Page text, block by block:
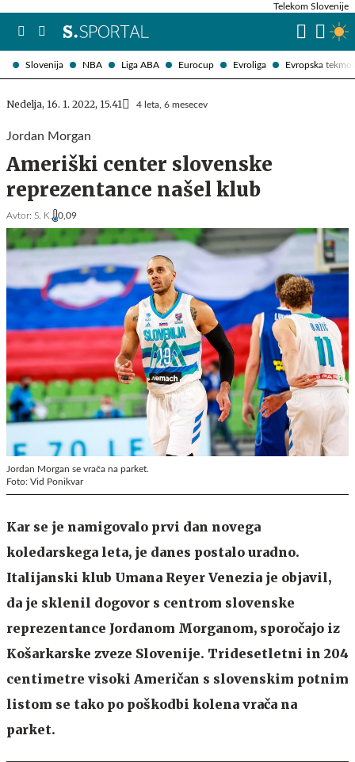
Slovenija NBA Liga ABA Eurocup Evroliga Evropska
Telekom Slovenije
Nedelja, 16. 1. 2022, 15.41 4 leta, 6 mesecev
Jordan Morgan
Ameriški center slovenske
reprezentance našel klub
Avtor: S. K. 0,09
Jordan Morgan se vrača na parket.
Foto: Vid Ponikvar
Kar se je namigovalo prvi dan novega
koledarskega leta, je danes postalo uradno.
Italijanski klub Umana Reyer Venezia je objavil,
da je sklenil dogovor s centrom slovenske
reprezentance Jordanom Morganom, sporočajo iz
Košarkarske zveze Slovenije. Tridesetletni in 204
centimetre visoki Američan s slovenskim potnim
listom se tako po poškodbi kolena vrača na
parket.